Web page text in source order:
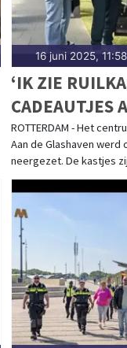
16 juni 2025,
‘IK ZIE
CADEAUTJES
ROTTERDAM - Het
Aan de Glashaven
neergezet. De kastjes